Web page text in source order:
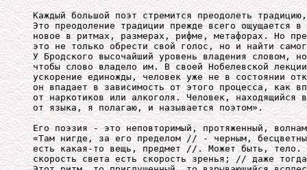
Каждый большой поэт стремится преодолеть
Это преодоление традиции прежде всего ощущается
новое в ритмах, размерах, рифме, метафорах. Но
это не только обрести свой голос, но и найти
У Бродского высочайший уровень владения словом,
чтобы слово владело им. В своей Нобелевской
ускорение единожды, человек уже не в состоянии
он впадает в зависимость от этого процесса, как
от наркотиков или алкоголя. Человек, находящийся
от языка, я полагаю, и называется поэтом».
Его поэзия - это неповторимый, протяженный,
«Там нигде, за его пределом // - черным,
есть какая-то вещь, предмет //. Может быть,
скорость света есть скорость зренья; // даже